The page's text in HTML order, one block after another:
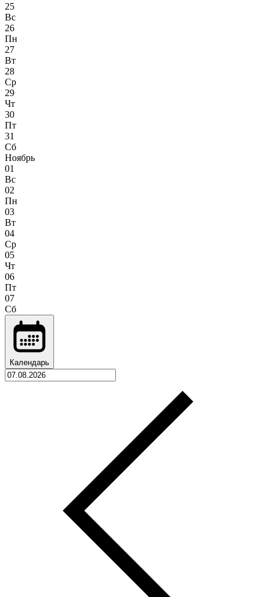
25
Вс
26
Пн
27
Вт
28
Ср
29
Чт
30
Пт
31
Сб
Ноябрь
01
Вс
02
Пн
03
Вт
04
Ср
05
Чт
06
Пт
07
Сб
Календарь